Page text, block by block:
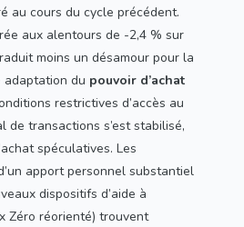
au cours du cycle précédent.
aux alentours de -2,4 % sur
moins un désamour pour la
adaptation du pouvoir d’achat
restrictives d’accès au
de transactions s’est stabilisé,
spéculatives. Les
apport personnel substantiel
dispositifs d’aide à
Zéro réorienté) trouvent